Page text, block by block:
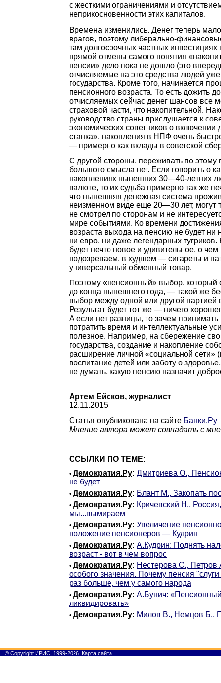
с жесткими ограничениями и
неприкосновенности этих капиталов.
Времена изменились. Денег теперь
врагов, поэтому либерально-
там долгосрочных частных инвестициях
прямой отмены самого понятия
пенсии» дело пока не дошло (это
отчисляемые на это средства людей уже
государства. Кроме того, начинается
пенсионного возраста. То есть дожить
отчисляемых сейчас денег шансов все
страховой части, что накопительной.
руководство страны прислушается к
экономических советников о включении
станка», накопления в НПФ очень
— примерно как вклады в советской
С другой стороны, переживать по этому
большого смысла нет. Если говорить о
накоплениях нынешних 30—40-летних
валюте, то их судьба примерно так же
что нынешняя денежная система
неизменном виде еще 20—30 лет, могут
не смотрел по сторонам и не
мире событиями. Ко времени
возраста выхода на пенсию не будет
ни евро, ни даже легендарных
будет нечто новое и удивительное, о
подозреваем, в худшем — сигареты и
универсальный обменный товар.
Поэтому «пенсионный» выбор, который
до конца нынешнего года, — такой же
выбор между одной или другой партией
Результат будет тот же — ничего
А если нет разницы, то зачем
потратить время и интеллектуальные
полезное. Например, на сбережение
государства, создание и накопление
расширение личной «социальной сети»
воспитание детей или заботу о
не думать, какую пенсию назначит
Артем Ейсков, журналист
12.11.2015
Статья опубликована на сайте Банки.Ру
Мнение автора может совпадать с
ССЫЛКИ ПО ТЕМЕ:
• Демократия.Ру: Дмитриева О.,
не будет
• Демократия.Ру: Блант М., Закопать
• Демократия.Ру: Кричевский Н.,
мы...вымираем
• Демократия.Ру: Увеличение
положение пенсионеров — Кудрин
• Демократия.Ру: А.Кудрин: Поднять
возраст - вот в чем вопрос
• Демократия.Ру: Нестерова О.,
особого значения. Почему пенсия
раз больше, чем у самого народа
• Демократия.Ру: А.Бунич:
ликвидировать»
• Демократия.Ру: Милов В., Немцов Б.,
© Copyright ИРИС, 1999-2026 Карта сайта